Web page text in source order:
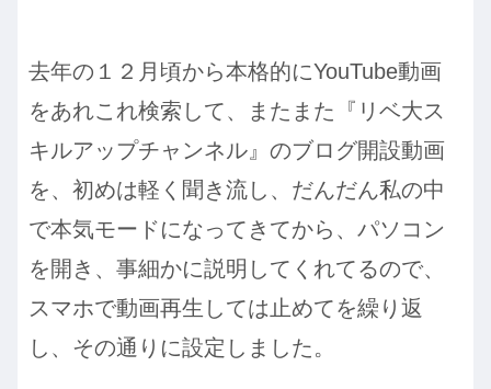
去年の１２月頃から本格的にYouTube動画
をあれこれ検索して、またまた『リベ大ス
キルアップチャンネル』のブログ開設動画
を、初めは軽く聞き流し、だんだん私の中
で本気モードになってきてから、パソコン
を開き、事細かに説明してくれてるので、
スマホで動画再生しては止めてを繰り返
し、その通りに設定しました。